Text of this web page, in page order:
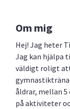
Om mig
Hej! Jag heter
Jag kan hjälpa
väldigt roligt
åldrar, mellan 5
på aktiviteter